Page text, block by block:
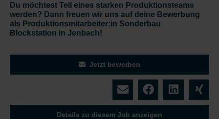
Du möchtest Teil eines starken Produktionsteams
werden? Dann freuen wir uns auf deine Bewerbung
als Produktionsmitarbeiter:in Sonderbau
Blockstation in Jenbach!
Jetzt bewerben
Details zu diesem Job anzeigen